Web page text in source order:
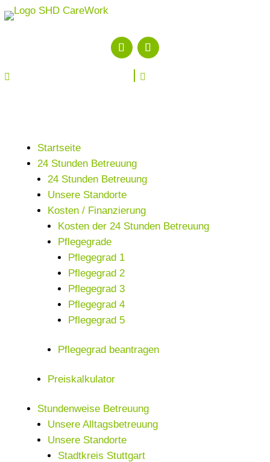
 
Startseite
24 Stunden Betreuung
24 Stunden Betreuung
Unsere Standorte
Kosten / Finanzierung
Kosten der 24 Stunden Betreuung
Pflegegrade
Pflegegrad 1
Pflegegrad 2
Pflegegrad 3
Pflegegrad 4
Pflegegrad 5
Pflegegrad beantragen
Preiskalkulator
Stundenweise Betreuung
Unsere Alltagsbetreuung
Unsere Standorte
Stadtkreis Stuttgart